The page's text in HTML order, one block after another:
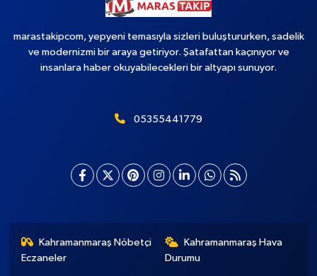
marastakipcom, yepyeni temasıyla sizleri buluştururken, sadelik
ve modernizmi bir araya getiriyor. Şatafattan kaçınıyor ve
insanlara haber okuyabilecekleri bir altyapı sunuyor.
05355441779
Kahramanmaraş Nöbetçi
Eczaneler
Kahramanmaraş Hava
Durumu